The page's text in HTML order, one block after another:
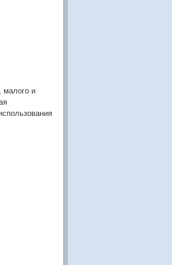
малого и